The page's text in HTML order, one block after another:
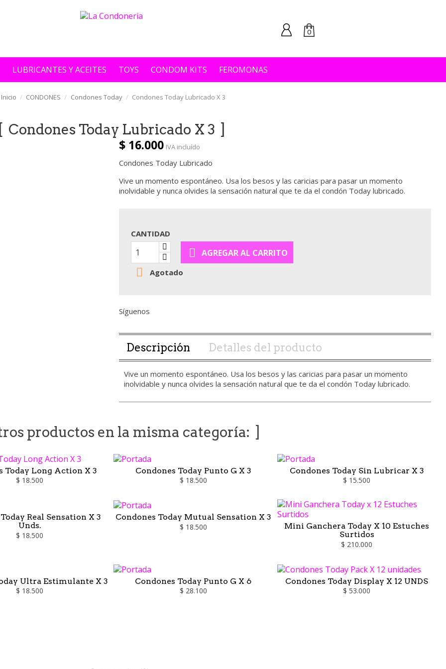
0
LUBRICANTES Y ACEITES TOYS CONDOM KITS FEROMONAS
Inicio CONDONES Condones Today Condones Today Lubricado X 3
Condones Today Lubricado X 3
$ 16.000 IVA incluído
Condones Today Lubricado
Vive un momento espontáneo. Usa los besos y las caricias para pasar un momento
inolvidable y nunca olvides la sensación natural que te da el condón Today lubricado.
CANTIDAD
 AGREGAR AL CARRITO
 Agotado
Síguenos
Descripción Detalles del producto
Vive un momento espontáneo. Usa los besos y las caricias para pasar un momento
inolvidable y nunca olvides la sensación natural que te da el condón Today lubricado.
productos en la misma categoría:
Today Long Action X 3
$ 18.500
Condones Today Punto G X 3
$ 18.500
Condones Today Sin Lubricar X 3
$ 15.500
Real Sensation X 3
Unds.
$ 18.500
Condones Today Mutual Sensation X 3
$ 18.500
Mini Ganchera Today X 10 Estuches
Surtidos
$ 210.000
Ultra Estimulante X 3
$ 18.500
Condones Today Punto G X 6
$ 28.100
Condones Today Display X 12 UNDS
$ 53.000